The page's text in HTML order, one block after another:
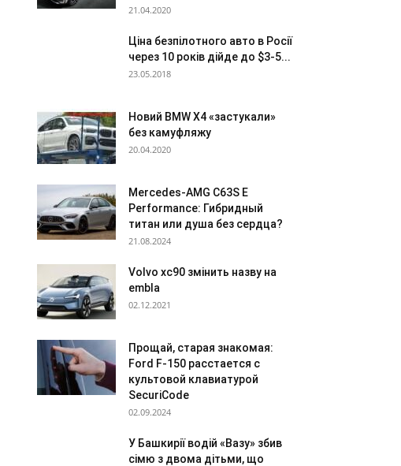
21.04.2020
Ціна безпілотного авто в Росії
через 10 років дійде до $3-5...
23.05.2018
Новий BMW X4 «застукали»
без камуфляжу
20.04.2020
Mercedes-AMG C63S E
Performance: Гибридный
титан или душа без сердца?
21.08.2024
Volvo xc90 змінить назву на
embla
02.12.2021
Прощай, старая знакомая:
Ford F-150 расстается с
культовой клавиатурой
SecuriCode
02.09.2024
У Башкирії водій «Вазу» збив
сімю з двома дітьми, що